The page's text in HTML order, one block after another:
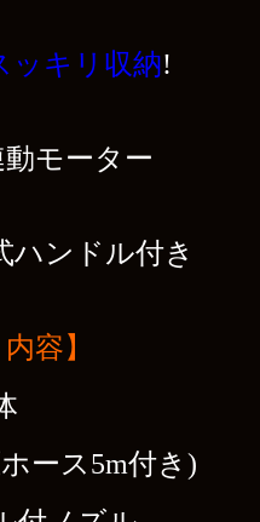
ッキリ収納!
モーター
ハンドル付き
容】
ース5m付き)